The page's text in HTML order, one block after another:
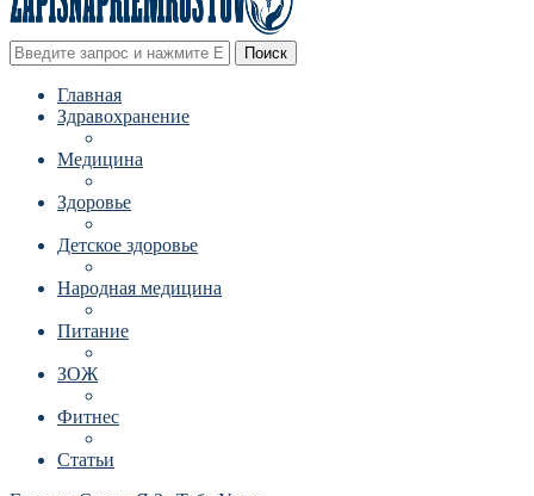
Поиск
Главная
Здравохранение
Медицина
Здоровье
Детское здоровье
Народная медицина
Питание
ЗОЖ
Фитнес
Статьи